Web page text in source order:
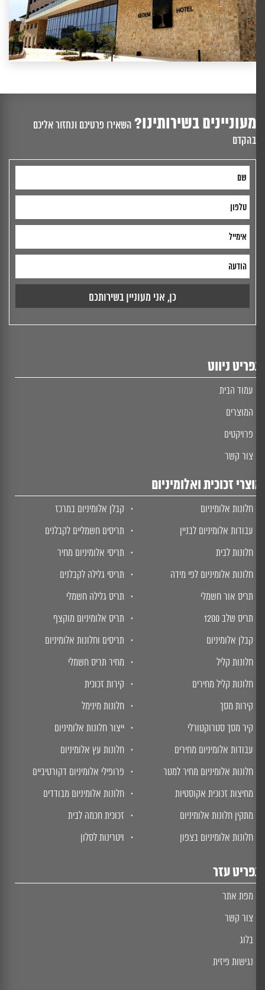
מעוניינים בשירותינו?השאירו פרטיכם ונחזור אליכם
בהקדם
ניווט
עמוד הבית
המוצרים
פרויקטים
צור קשר
זכוכית ואלומיניום
חלונות אלומיניום
עבודות אלומיניום לבניין
חלונות לבית
חלונות אלומיניום לפי מידה
תריס אור חשמלי
תריס שלב 1200
קבלן אלומיניום
חלונות קליל
חלונות קליל מחירים
קירות מסך
קיר מסך סטרוקטורלי
עבודות אלומיניום מחירים
חלונות אלומיניום מחיר למטר
מחיצות זכוכית אקוסטיות
מתקין חלונות אלומיניום
חלונות אלומיניום בצפון
קבלן אלומיניום במרכז
תריסים חשמליים לקבלנים
תריסי אלומיניום מחיר
תריסי גלילה לקבלנים
תריס גלילה חשמלי
תריס אלומיניום מוקצף
תריסים וחלונות אלומיניום
מחיר תריס חשמלי
קירות זכוכית
חלונות מינימל
ייצור חלונות אלומיניום
חלונות עץ אלומיניום
פרופילי אלומיניום דקורטיביים
חלונות אלומיניום מבודדים
זכוכית חכמה לבית
ויטרינות לסלון
עזר
מפת אתר
צור קשר
בלוג
נגישות פיזית